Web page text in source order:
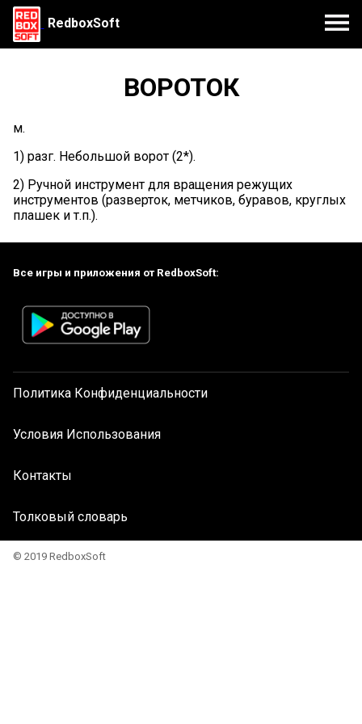
RedboxSoft
ВОРОТОК
м.
1) разг. Небольшой ворот (2*).
2) Ручной инструмент для вращения режущих
инструментов (разверток, метчиков, буравов, круглых
плашек и т.п.).
Все игры и приложения от RedboxSoft:
Политика Конфиденциальности
Условия Использования
Контакты
Толковый словарь
© 2019 RedboxSoft